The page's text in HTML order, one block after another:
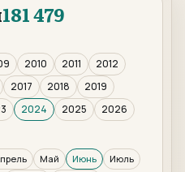
181 479
2010 2011
2012
2017 2018
2019
2024 2025
2026
Май Июнь
Июль